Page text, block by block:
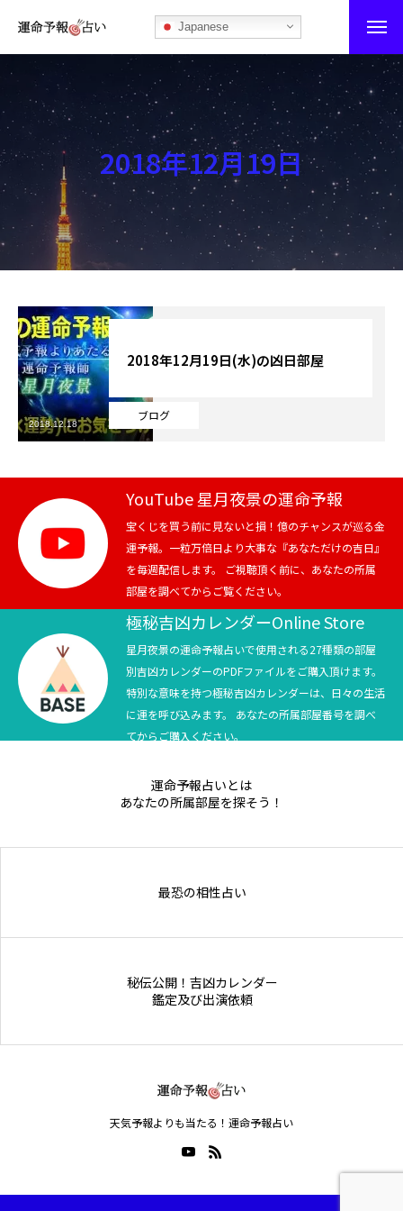
Japanese
運命予報占い
運命予報占いとは
あなたの所属部屋を探そう！
最恐の相性占い
秘伝公開！吉凶カレンダー
記事カテゴリー
ブログ
お知らせ
芸能界
テニス
スポーツ
競馬
テニス四大大会・五輪
テニス四大大会・五輪
2018年12月19日
ブログ
2018年12月19日(水)の凶日部屋
2018.12.18
YouTube 星月夜景の運命予報
宝くじを買う前に見ないと損！億のチャンスが巡る金
運予報。一粒万倍日より大事な『あなただけの吉日』
を毎週配信します。 ご視聴頂く前に、あなたの所属
部屋を調べてからご覧ください。
極秘吉凶カレンダーOnline Store
星月夜景の運命予報占いで使用される27種類の部屋
別吉凶カレンダーのPDFファイルをご購入頂けます。
特別な意味を持つ極秘吉凶カレンダーは、日々の生活
に運を呼び込みます。 あなたの所属部屋番号を調べ
てからご購入ください。
運命予報占いとは
あなたの所属部屋を探そう！
最恐の相性占い
秘伝公開！吉凶カレンダー
鑑定及び出演依頼
天気予報よりも当たる！運命予報占い